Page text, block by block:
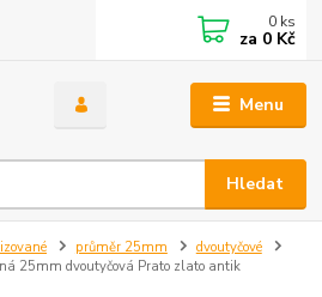
Menu
Hledat
0 ks
za 0 Kč
průměr 25mm
dvoutyčové
25mm dvoutyčová Prato zlato antik